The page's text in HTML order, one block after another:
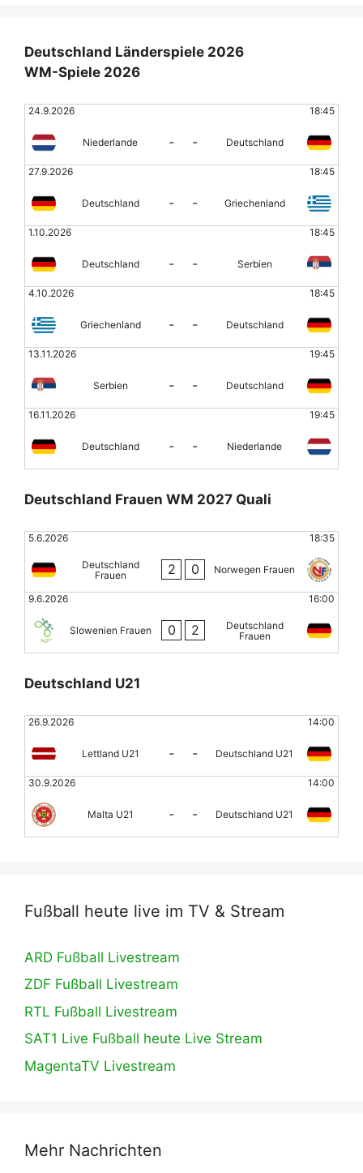
Deutschland Länderspiele 2026
WM-Spiele 2026
24.9.2026 18:45
Niederlande - - Deutschland
27.9.2026 18:45
Deutschland - - Griechenland
1.10.2026 18:45
Deutschland - - Serbien
4.10.2026 18:45
Griechenland - - Deutschland
13.11.2026 19:45
Serbien - - Deutschland
16.11.2026 19:45
Deutschland - - Niederlande
Deutschland Frauen WM 2027 Quali
5.6.2026 18:35
Deutschland
Frauen
2 0 Norwegen Frauen
9.6.2026 16:00
Slowenien Frauen 0 2
Deutschland
Frauen
Deutschland U21
26.9.2026 14:00
Lettland U21 - - Deutschland U21
30.9.2026 14:00
Malta U21 - - Deutschland U21
Fußball heute live im TV & Stream
ARD Fußball Livestream
ZDF Fußball Livestream
RTL Fußball Livestream
SAT1 Live Fußball heute Live Stream
MagentaTV Livestream
Mehr Nachrichten